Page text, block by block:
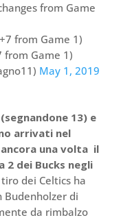
from Game
from Game 1)
from Game 1)
May 1, 2019
13) e
arrivati nel
una volta il
2 dei Bucks negli
dei Celtics ha
Budenholzer di
da rimbalzo